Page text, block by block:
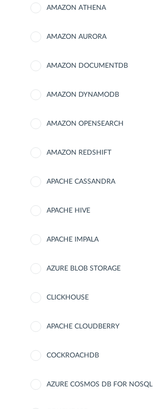
AMAZON ATHENA
AMAZON AURORA
AMAZON DOCUMENTDB
AMAZON DYNAMODB
AMAZON OPENSEARCH
AMAZON REDSHIFT
APACHE CASSANDRA
APACHE HIVE
APACHE IMPALA
AZURE BLOB STORAGE
CLICKHOUSE
APACHE CLOUDBERRY
COCKROACHDB
AZURE COSMOS DB FOR NOSQL